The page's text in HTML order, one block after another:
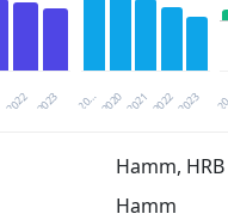
2023
2022 20… 2021 2023
2020 2022
Finanzkennzahlen nach
Hamm,
Hamm